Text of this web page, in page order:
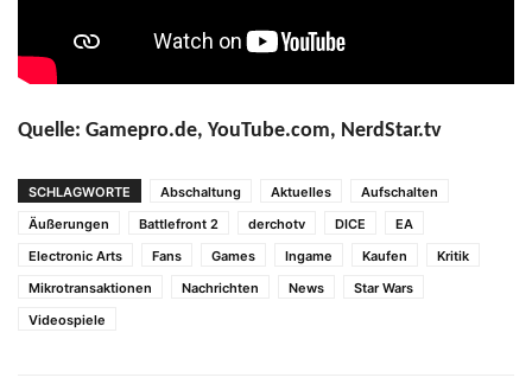
Quelle: Gamepro.de, YouTube.com, NerdStar.tv
SCHLAGWORTE Abschaltung Aktuelles
Aufschalten
Äußerungen
Battlefront 2 derchotv DICE
EA
Electronic Arts
Fans Games Ingame Kaufen
Kritik
Mikrotransaktionen
Nachrichten News
Star Wars
Videospiele